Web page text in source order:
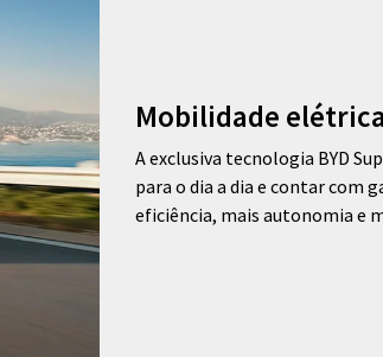
Mobilidade
A exclusiva tecnologia BYD
para o dia a dia e contar com
eficiência, mais autonomia e